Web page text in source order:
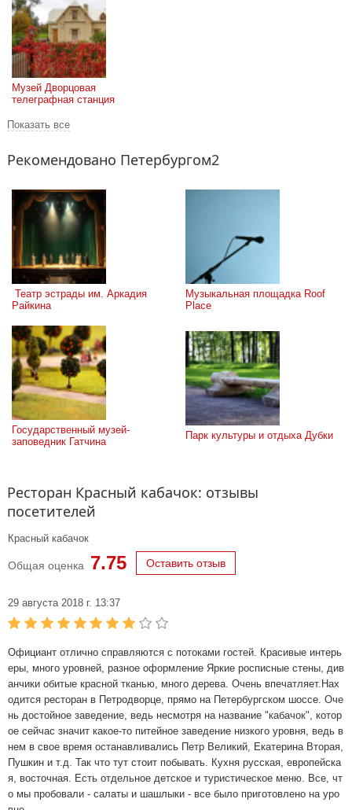
Музей Дворцовая
телеграфная станция
Показать все
Рекомендовано Петербургом2
Райкина
Музыкальная площадка Roof
Place
Государственный музей-
заповедник Гатчина
Парк культуры и отдыха Дубки
Ресторан Красный кабачок: отзывы
посетителей
Красный кабачок
Общая оценка 7.75 Оставить отзыв
29 августа 2018 г. 13:37
Официант отлично справляются с потоками гостей. Красивые интерь
еры, много уровней, разное оформление Яркие росписные стены, див
анчики обитые красной тканью, много дерева. Очень впечатляет.Нах
одится ресторан в Петродворце, прямо на Петербургском шоссе. Оче
нь достойное заведение, ведь несмотря на название "кабачок", котор
ое сейчас значит какое-то питейное заведение низкого уровня, ведь в
нем в свое время останавливались Петр Великий, Екатерина Вторая,
Пушкин и т.д. Так что тут стоит побывать. Кухня русская, европейска
я, восточная. Есть отдельное детское и туристическое меню. Все, чт
о мы пробовали - салаты и шашлыки - все было приготовлено на уро